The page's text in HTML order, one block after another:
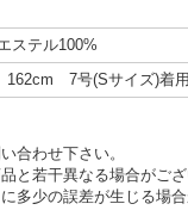
ステル100%
7号(Sサイズ)着用
合わせ下さい。
と若干異なる場合がござ
多少の誤差が生じる場合